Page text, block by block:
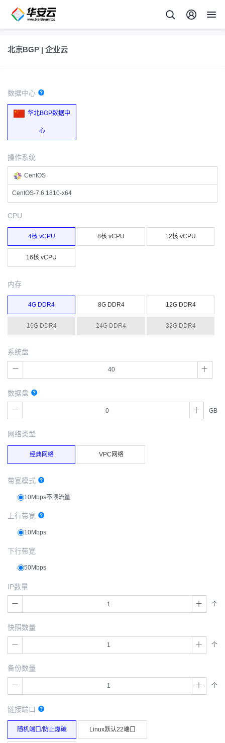
北京BGP | 企业云
数据中心
华北BGP数据中
心
操作系统
CentOS
CentOS-7.6.1810-x64
CPU
4核 vCPU 8核 vCPU 12核 vCPU
16核 vCPU
内存
4G DDR4 8G DDR4 12G DDR4
16G DDR4 24G DDR4 32G DDR4
系统盘
数据盘
GB
网络类型
经典网络 VPC网络
带宽模式
10Mbps不限流量
上行带宽
10Mbps
下行带宽
50Mbps
IP数量
个
快照数量
个
备份数量
个
链接端口
随机端口/防止爆破 Linux默认22端口